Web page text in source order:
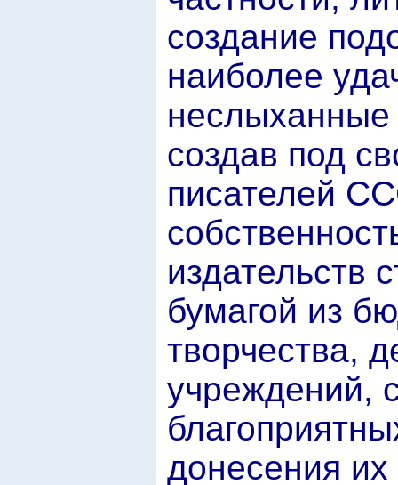
создание
наиболее
неслыханные
создав под
писателей
издательств
бумагой из
творчества,
учреждений,
донесения